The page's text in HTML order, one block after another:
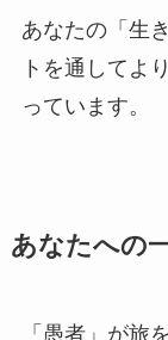
あなたの「生
トを通してよ
っています。
あなたへの
「愚者」が旅